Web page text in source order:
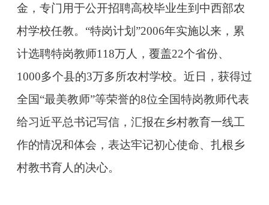
金，专门用于公开招聘高校毕业生到中西部农
村学校任教。“特岗计划”2006年实施以来，累
计选聘特岗教师118万人，覆盖22个省份、
1000多个县的3万多所农村学校。近日，获得过
全国“最美教师”等荣誉的8位全国特岗教师代表
给习近平总书记写信，汇报在乡村教育一线工
作的情况和体会，表达牢记初心使命、扎根乡
村教书育人的决心。